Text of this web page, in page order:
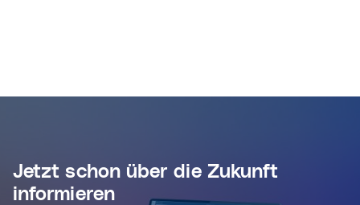
Jetzt schon über die Zukunft
informieren